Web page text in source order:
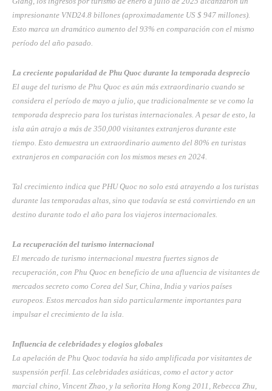
impresionante VND24.8 billones (aproximadamente US $ 947 millones).
Esto marca un dramático aumento del 93% en comparación con el mismo
período del año pasado.
La creciente popularidad de Phu Quoc durante la temporada desprecio
El auge del turismo de Phu Quoc es aún más extraordinario cuando se
considera el período de mayo a julio, que tradicionalmente se ve como la
temporada desprecio para los turistas internacionales. A pesar de esto, la
isla aún atrajo a más de 350,000 visitantes extranjeros durante este
tiempo. Esto demuestra un extraordinario aumento del 80% en turistas
extranjeros en comparación con los mismos meses en 2024.
Tal crecimiento indica que PHU Quoc no solo está atrayendo a los turistas
durante las temporadas altas, sino que todavía se está convirtiendo en un
destino durante todo el año para los viajeros internacionales.
La recuperación del turismo internacional
El mercado de turismo internacional muestra fuertes signos de
recuperación, con Phu Quoc en beneficio de una afluencia de visitantes de
mercados secreto como Corea del Sur, China, India y varios países
europeos. Estos mercados han sido particularmente importantes para
impulsar el crecimiento de la isla.
Influencia de celebridades y elogios globales
La apelación de Phu Quoc todavía ha sido amplificada por visitantes de
suspensión perfil. Las celebridades asiáticas, como el actor y actor
marcial chino, Vincent Zhao, y la señorita Hong Kong 2011, Rebecca Zhu,